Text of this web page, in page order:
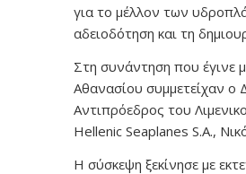
για το μέλλον των
αδειοδότηση και τη
Στη συνάντηση που έγινε
Αθανασίου συμμετείχαν ο
Αντιπρόεδρος του
Hellenic Seaplanes S.A.,
Η σύσκεψη ξεκίνησε με